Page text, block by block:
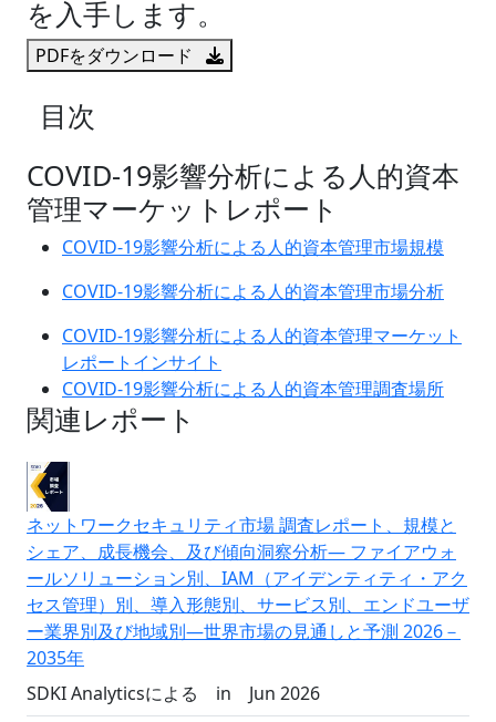
を入手します。
PDFをダウンロード
目次
COVID-19影響分析による人的資本
管理マーケットレポート
COVID-19影響分析による人的資本管理市場規模
COVID-19影響分析による人的資本管理市場分析
COVID-19影響分析による人的資本管理マーケット
レポートインサイト
COVID-19影響分析による人的資本管理調査場所
関連レポート
ネットワークセキュリティ市場 調査レポート、規模と
シェア、成長機会、及び傾向洞察分析― ファイアウォ
ールソリューション別、IAM（アイデンティティ・アク
セス管理）別、導入形態別、サービス別、エンドユーザ
ー業界別及び地域別―世界市場の見通しと予測 2026－
2035年
SDKI Analyticsによる
in Jun 2026